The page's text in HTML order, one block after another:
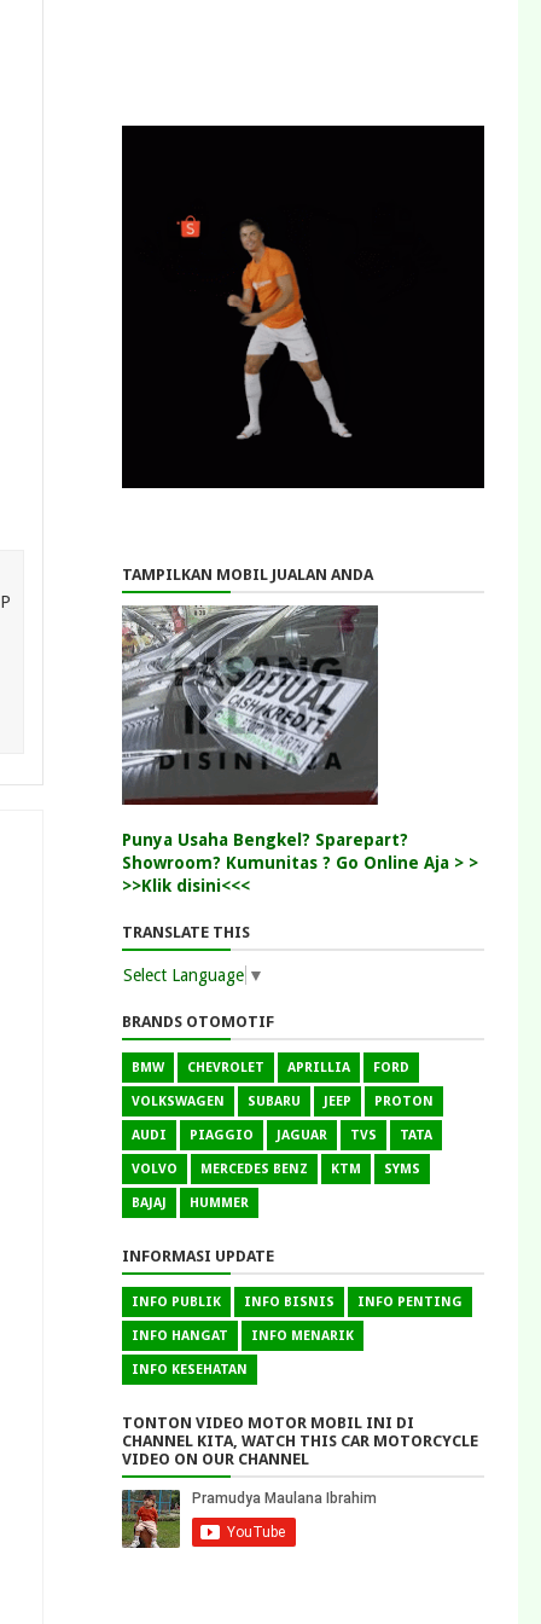
TAMPILKAN MOBIL JUALAN ANDA
Punya Usaha Bengkel? Sparepart?
Showroom? Kumunitas ? Go Online Aja > >
>>Klik disini<<<
TRANSLATE THIS
Select Language ▼
BRANDS OTOMOTIF
BMW CHEVROLET APRILLIA FORD
VOLKSWAGEN SUBARU JEEP PROTON
AUDI PIAGGIO JAGUAR TVS TATA
VOLVO MERCEDES BENZ KTM SYMS
BAJAJ HUMMER
INFORMASI UPDATE
INFO PUBLIK INFO BISNIS INFO PENTING
INFO HANGAT INFO MENARIK
INFO KESEHATAN
TONTON VIDEO MOTOR MOBIL INI DI
CHANNEL KITA, WATCH THIS CAR MOTORCYCLE
VIDEO ON OUR CHANNEL